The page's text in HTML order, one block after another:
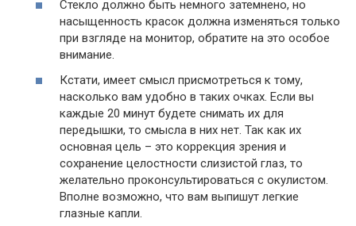
Стекло должно быть немного затемнено, но
насыщенность красок должна изменяться только
при взгляде на монитор, обратите на это особое
внимание.
Кстати, имеет смысл присмотреться к тому,
насколько вам удобно в таких очках. Если вы
каждые 20 минут будете снимать их для
передышки, то смысла в них нет. Так как их
основная цель – это коррекция зрения и
сохранение целостности слизистой глаз, то
желательно проконсультироваться с окулистом.
Вполне возможно, что вам выпишут легкие
глазные капли.